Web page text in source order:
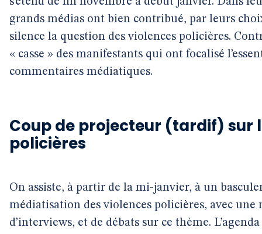
grands médias ont bien contribué, par leurs
silence la question des violences policières.
« casse » des manifestants qui ont focalisé
commentaires médiatiques.
Coup de projecteur (tardif) sur
policières
On assiste, à partir de la mi-janvier, à un
médiatisation des violences policières, avec
d’interviews, et de débats sur ce thème.